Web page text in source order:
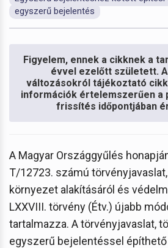
egyszerű bejelentés
Figyelem, ennek a cikknek a
évvel ezelőtt született.
változásokról tájékoztató
információk értelemszerűen a
frissítés időpontjában
A Magyar Országgyűlés
T/12723. számú
környezet alakításáról és
LXXVIII. törvény (Étv.) újabb
tartalmazza. A törvényjavaslat,
egyszerű bejelentéssel